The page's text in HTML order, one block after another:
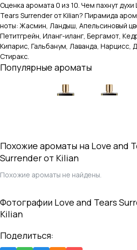
Оценка аромата 0 из 10. Чем пахнут духи
Tears SurrenderотKilian? Пирамида
ноты: Жасмин, Ландыш, Апельсиновый
Петитгрейн, Иланг-иланг, Бергамот,
Кипарис, Гальбанум, Лаванда, Нарцисс,
Стиракс.
Популярные ароматы
Похожие ароматы на Love and
Surrenderот Kilian
Похожие ароматы не найдены.
Фотографии Love and Tears
Kilian
Поделиться: